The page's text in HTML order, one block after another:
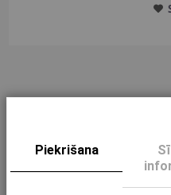
Izgatavota no
Piekrišana